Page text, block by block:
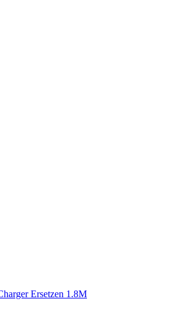
Ersetzen 1.8M